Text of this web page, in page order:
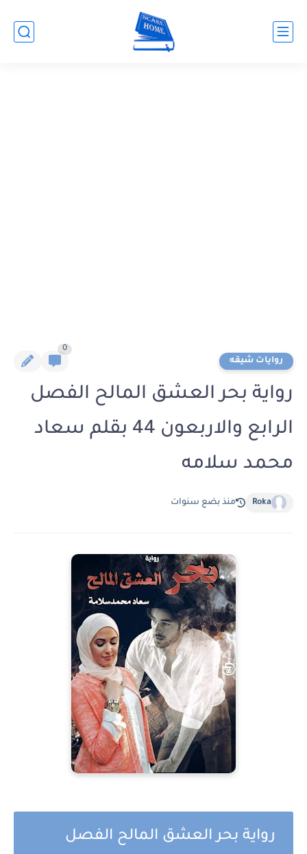
روايات شيقه
0
رواية بحر العشق المالح الفصل
الرابع والاربعون 44 بقلم سعاد
محمد سلامه
Roka منذ بضع سنوات
رواية بحر العشق المالح الفصل